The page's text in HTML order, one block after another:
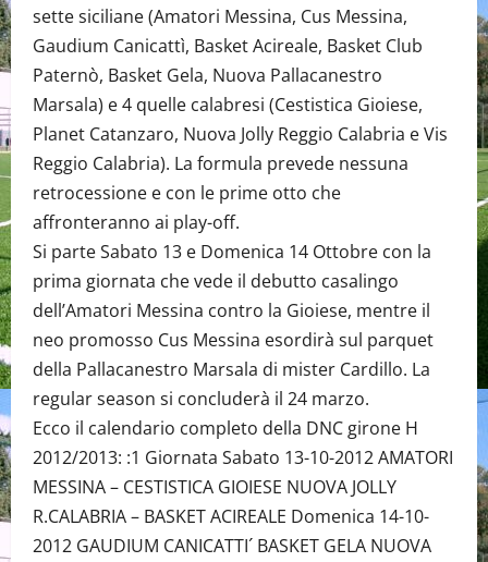
sette siciliane (Amatori Messina, Cus Messina,
Gaudium Canicattì, Basket Acireale, Basket Club
Paternò, Basket Gela, Nuova Pallacanestro
Marsala) e 4 quelle calabresi (Cestistica Gioiese,
Planet Catanzaro, Nuova Jolly Reggio Calabria e Vis
Reggio Calabria). La formula prevede nessuna
retrocessione e con le prime otto che
affronteranno ai play-off.
Si parte Sabato 13 e Domenica 14 Ottobre con la
prima giornata che vede il debutto casalingo
dell’Amatori Messina contro la Gioiese, mentre il
neo promosso Cus Messina esordirà sul parquet
della Pallacanestro Marsala di mister Cardillo. La
regular season si concluderà il 24 marzo.
Ecco il calendario completo della DNC girone H
2012/2013: :1 Giornata Sabato 13-10-2012 AMATORI
MESSINA – CESTISTICA GIOIESE NUOVA JOLLY
R.CALABRIA – BASKET ACIREALE Domenica 14-10-
2012 GAUDIUM CANICATTI´ BASKET GELA NUOVA